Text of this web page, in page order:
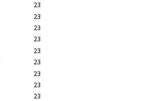
23
23
23
23
23
23
23
23
23